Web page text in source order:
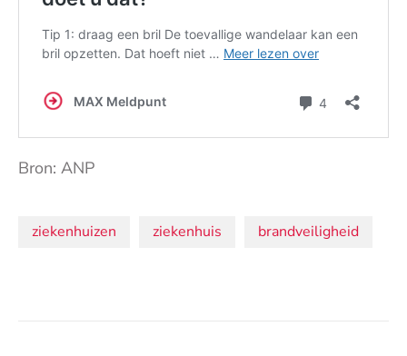
Bron: ANP
Onderwerpen:
ziekenhuizen ziekenhuis brandveiligheid